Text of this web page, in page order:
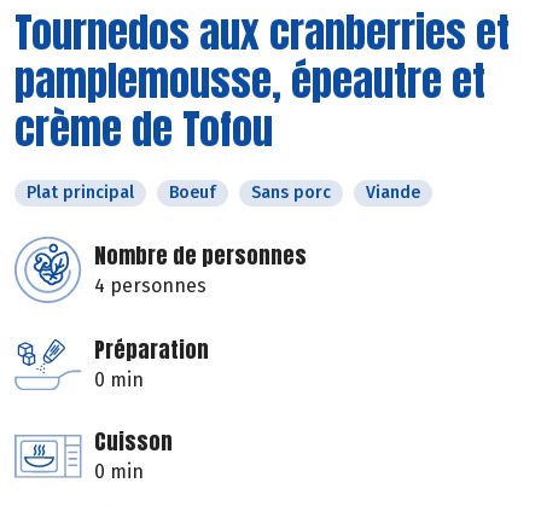
Tournedos aux cranberries et
pamplemousse, épeautre et
crème de Tofou
Plat principal Boeuf Sans porc Viande
Nombre de personnes
4 personnes
Préparation
0 min
Cuisson
0 min